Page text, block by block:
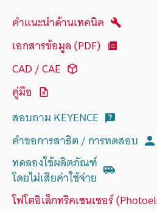
คำแนะนำด้านเทคนิค
เอกสารข้อมูล (PDF)
CAD / CAE
คู่มือ
สอบถาม KEYENCE
คำขอการสาธิต / การทดสอบ
ทดลองใช้ผลิตภัณฑ์
โดยไม่เสียค่าใช้จ่าย
โฟโตอิเล็กทริคเซนเซอร์